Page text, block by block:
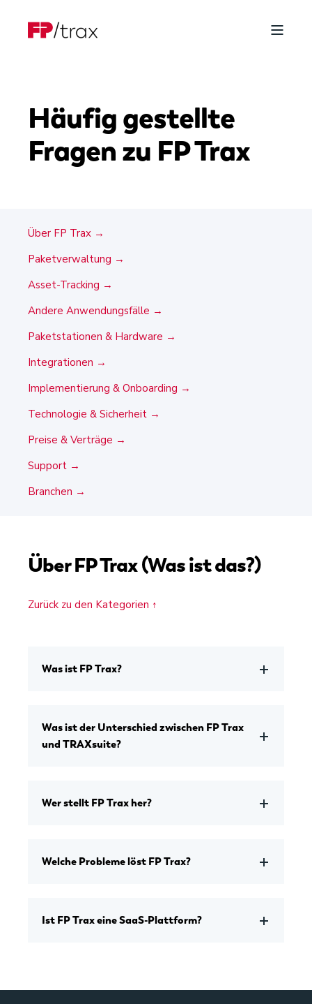
Häufig gestellte
Fragen zu FP Trax
Über FP Trax →
Paketverwaltung →
Asset-Tracking →
Andere Anwendungsfälle →
Paketstationen & Hardware →
Integrationen →
Implementierung & Onboarding →
Technologie & Sicherheit →
Preise & Verträge →
Support →
Branchen →
Über FP Trax (Was ist das?)
Zurück zu den Kategorien ↑
Was ist FP Trax?
Was ist der Unterschied zwischen FP Trax
und TRAXsuite?
Wer stellt FP Trax her?
Welche Probleme löst FP Trax?
Ist FP Trax eine SaaS-Plattform?